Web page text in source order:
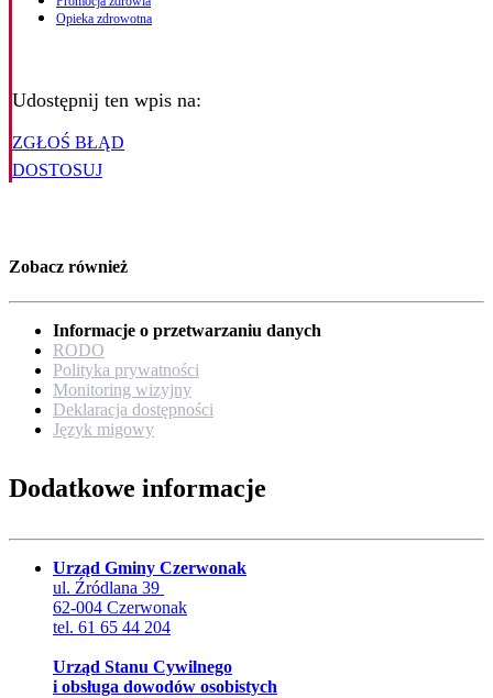
Opieka zdrowotna
Udostępnij ten wpis na:
ZGŁOŚ BŁĄD
DOSTOSUJ
Zobacz również
Informacje o przetwarzaniu danych
RODO
Polityka prywatności
Monitoring wizyjny
Deklaracja dostępności
Język migowy
Dodatkowe informacje
Urząd Gminy Czerwonak
ul. Źródlana 39
62-004 Czerwonak
tel. 61 65 44 204
Urząd Stanu Cywilnego
i obsługa dowodów osobistych